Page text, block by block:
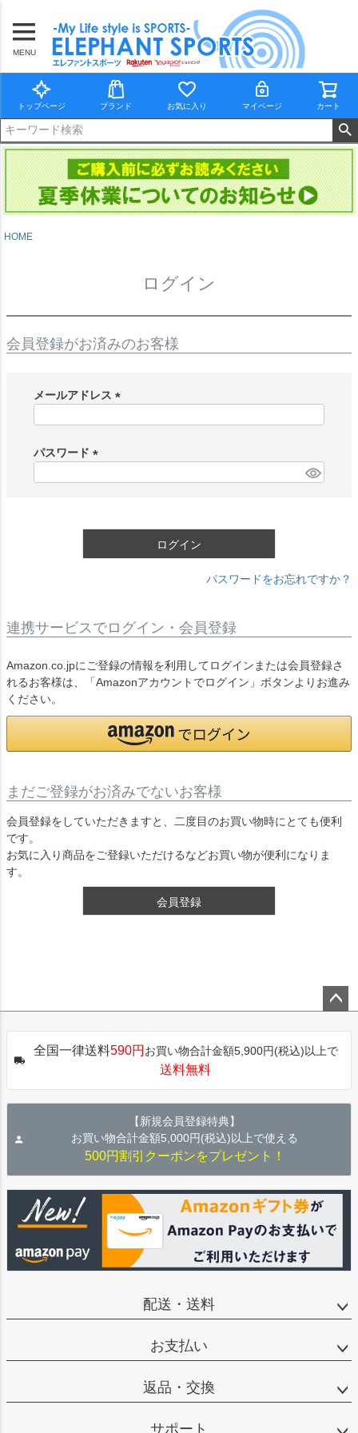
MENU
トップページ ブランド お気に入り マイページ カート
HOME
ログイン
会員登録がお済みのお客様
メールアドレス
)
パスワード
ログイン
パスワードをお忘れですか？
連携サービスでログイン・会員登録
Amazon.co.jpにご登録の情報を利用してログインまたは会員登録さ
れるお客様は、「Amazonアカウントでログイン」ボタンよりお進み
ください。
まだご登録がお済みでないお客様
会員登録をしていただきますと、二度目のお買い物時にとても便利
です。
お気に入り商品をご登録いただけるなどお買い物が便利になりま
す。
会員登録
ップ
全国一律送料590円 お買い物合計金額5,900円(税込)以上で
送料無料
【新規会員登録特典】
お買い物合計金額5,000円(税込)以上で使える
500円割引クーポンをプレゼント！
配送・送料
お支払い
返品・交換
サポート